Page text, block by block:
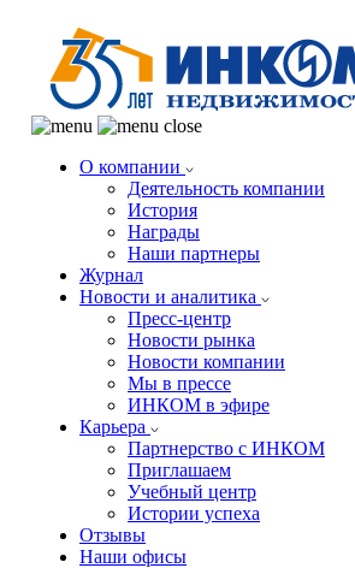
О компании
Деятельность компании
История
Награды
Наши партнеры
Журнал
Новости и аналитика
Пресс-центр
Новости рынка
Новости компании
Мы в прессе
ИНКОМ в эфире
Карьера
Партнерство с ИНКОМ
Приглашаем
Учебный центр
Истории успеха
Отзывы
Наши офисы